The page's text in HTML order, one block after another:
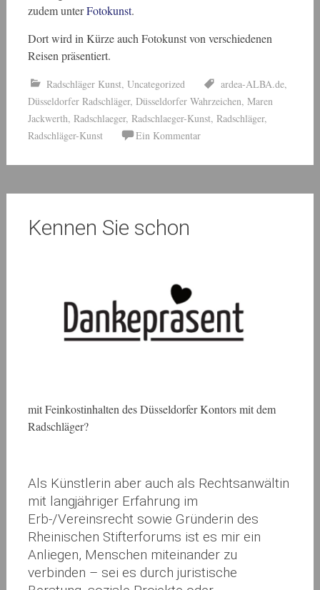
zudem unterFotokunst.
Dort wird in Kürze auch Fotokunst von verschiedenen
Reisen präsentiert.
Radschläger Kunst, Uncategorized ardea-ALBA.de,
Düsseldorfer Radschläger, Düsseldorfer Wahrzeichen, Maren
Jackwerth, Radschlaeger, Radschlaeger-Kunst, Radschläger,
Radschläger-Kunst
Ein Kommentar
Kennen Sie schon
mit Feinkostinhalten des Düsseldorfer Kontors mit dem
Radschläger?
Als Künstlerin aber auch als Rechtsanwältin
mit langjähriger Erfahrung im
Erb-/Vereinsrecht sowie Gründerin des
Rheinischen Stifterforums ist es mir ein
Anliegen, Menschen miteinander zu
verbinden – sei es durch juristische